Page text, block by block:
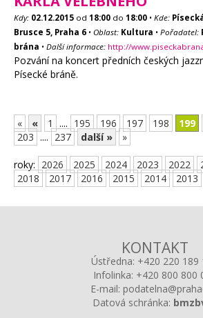
Kdy: 02.12.2015 od 18:00 do 18:00 • Kde:
Brusce 5, Praha 6 • Oblast: Kultura • Pořadatel:
brána • Další informace: http://
Pozvání na koncert předních českých
Písecké bráně.
« « 1 .... 195 196 197 198 199
203 .... 237 další » »
roky: 2026 2025 2024 2023 2022
2018
2017 2016 2015 2014 2013
KONTAKT
Ústředna: +420 220 189
Infolinka: +420 800 800
E-mail:
Datová schránka: